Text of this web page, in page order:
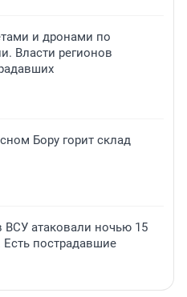
и дронами по
Власти регионов
Бору горит склад
ВСУ атаковали ночью 15
пострадавшие